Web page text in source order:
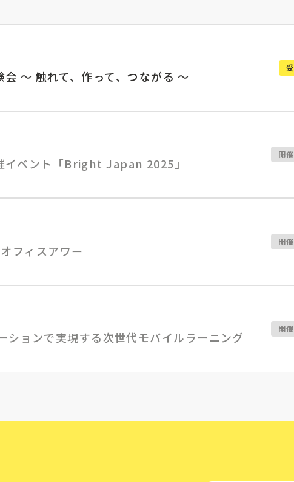
〜 触れて、作って、つながる 〜
ベント「Bright Japan 2025」
開
フィスアワー
開
ションで実現する次世代モバイルラーニング
開